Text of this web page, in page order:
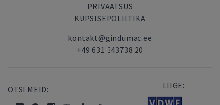
PRIVAATSUS
KÜPSISEPOLIITIKA
kontakt@gindumac.ee
+49 631 343738 20
OTSI MEID: LIIGE: